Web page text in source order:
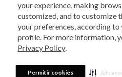
your experience, making
customized, and to customize
your preferences, according to
profile. For more information,
Privacy Policy.
Permitir cookies
2025 - Veste S.A Estilo. Todos os direitos
se no direito de corrigir ou alterar
880 5520.Horário de Atendimento:
Sábados das 8h às 14h, exceto feriados.